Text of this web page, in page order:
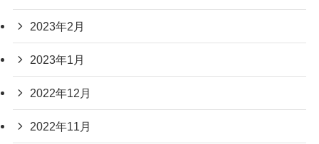
2023年2月
2023年1月
2022年12月
2022年11月